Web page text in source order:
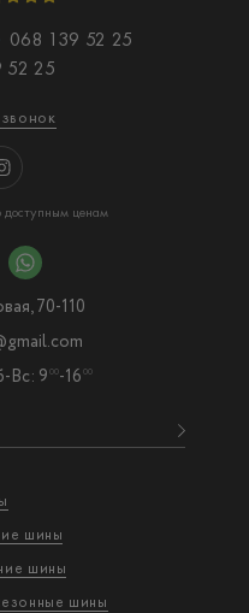
068 139 52 25
52 25
ценам
шины
шины
шины
70-110
Вс: 9 00-16 00